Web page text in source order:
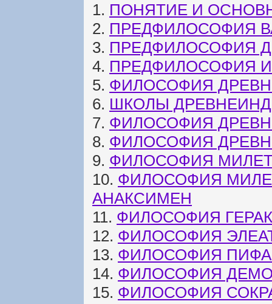
1. ПОНЯТИЕ И
2. ПРЕДФИЛОСОФИЯ
3. ПРЕДФИЛОСОФИЯ
4. ПРЕДФИЛОСОФИЯ
5. ФИЛОСОФИЯ
6. ШКОЛЫ
7. ФИЛОСОФИЯ
8. ФИЛОСОФИЯ
9. ФИЛОСОФИЯ
10. ФИЛОСОФИЯ
АНАКСИМЕН
11. ФИЛОСОФИЯ
12. ФИЛОСОФИЯ
13. ФИЛОСОФИЯ
14. ФИЛОСОФИЯ
15. ФИЛОСОФИЯ